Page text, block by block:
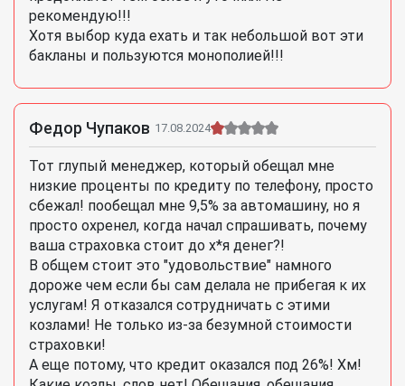
рекомендую!!!
Хотя выбор куда ехать и так небольшой вот эти
бакланы и пользуются монополией!!!
Федор Чупаков 17.08.2024
Тот глупый менеджер, который обещал мне
низкие проценты по кредиту по телефону, просто
сбежал! пообещал мне 9,5% за автомашину, но я
просто охренел, когда начал спрашивать, почему
ваша страховка стоит до х*я денег?!
В общем стоит это "удовольствие" намного
дороже чем если бы сам делала не прибегая к их
услугам! Я отказался сотрудничать с этими
козлами! Не только из-за безумной стоимости
страховки!
А еще потому, что кредит оказался под 26%! Хм!